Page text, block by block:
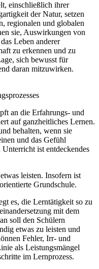
einschließlich ihrer
der Natur, setzen
regionalen und globalen
sie, Auswirkungen von
Leben anderer
zu erkennen und zu
sich bewusst für
daran mitzuwirken.
an die Erfahrungs- und
auf ganzheitliches Lernen.
behalten, wenn sie
und das Gefühl
ist entdeckendes
leisten. Insofern ist
Grundschule.
es, die Lerntätigkeit so zu
mit dem
soll den Schülern
etwas zu leisten und
Fehler, Irr- und
als Leistungsmängel
im Lernprozess.